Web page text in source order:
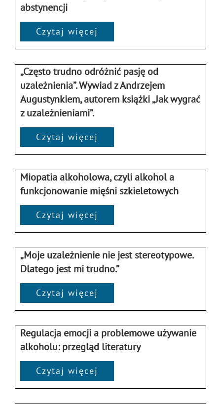
abstynencji
Czytaj więcej
„Często trudno odróżnić pasję od
uzależnienia”. Wywiad z Andrzejem
Augustynkiem, autorem książki „Jak wygrać
z uzależnieniami”.
Czytaj więcej
Miopatia alkoholowa, czyli alkohol a
funkcjonowanie mięśni szkieletowych
Czytaj więcej
„Moje uzależnienie nie jest stereotypowe.
Dlatego jest mi trudno.”
Czytaj więcej
Regulacja emocji a problemowe używanie
alkoholu: przegląd literatury
Czytaj więcej